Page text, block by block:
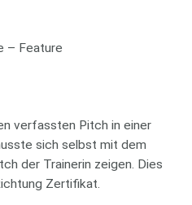
– Feature
verfassten Pitch in einer
sich selbst mit dem
der Trainerin zeigen. Dies
Zertifikat.